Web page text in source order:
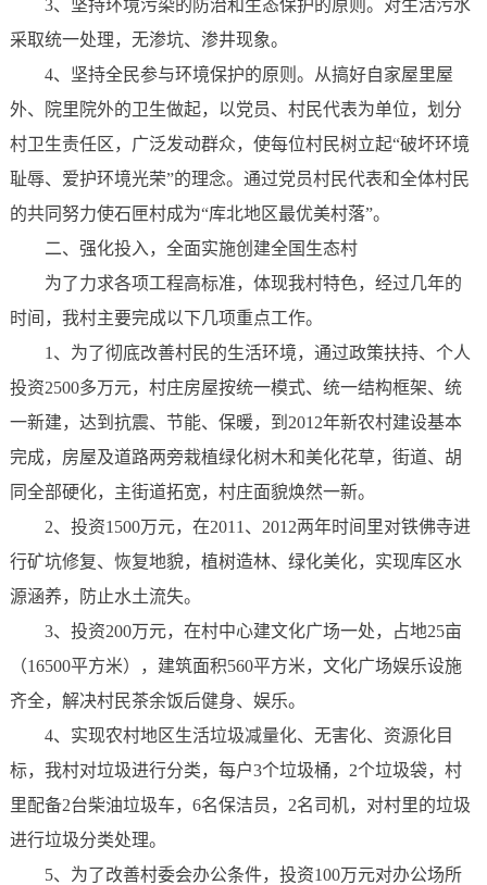
3、坚持环境污染的防治和生态保护的原则。对生活污水
采取统一处理，无渗坑、渗井现象。
4、坚持全民参与环境保护的原则。从搞好自家屋里屋
外、院里院外的卫生做起，以党员、村民代表为单位，划分
村卫生责任区，广泛发动群众，使每位村民树立起“破坏环境
耻辱、爱护环境光荣”的理念。通过党员村民代表和全体村民
的共同努力使石匣村成为“库北地区最优美村落”。
二、强化投入，全面实施创建全国生态村
为了力求各项工程高标准，体现我村特色，经过几年的
时间，我村主要完成以下几项重点工作。
1、为了彻底改善村民的生活环境，通过政策扶持、个人
投资2500多万元，村庄房屋按统一模式、统一结构框架、统
一新建，达到抗震、节能、保暖，到2012年新农村建设基本
完成，房屋及道路两旁栽植绿化树木和美化花草，街道、胡
同全部硬化，主街道拓宽，村庄面貌焕然一新。
2、投资1500万元，在2011、2012两年时间里对铁佛寺进
行矿坑修复、恢复地貌，植树造林、绿化美化，实现库区水
源涵养，防止水土流失。
3、投资200万元，在村中心建文化广场一处，占地25亩
（16500平方米），建筑面积560平方米，文化广场娱乐设施
齐全，解决村民茶余饭后健身、娱乐。
4、实现农村地区生活垃圾减量化、无害化、资源化目
标，我村对垃圾进行分类，每户3个垃圾桶，2个垃圾袋，村
里配备2台柴油垃圾车，6名保洁员，2名司机，对村里的垃圾
进行垃圾分类处理。
5、为了改善村委会办公条件，投资100万元对办公场所